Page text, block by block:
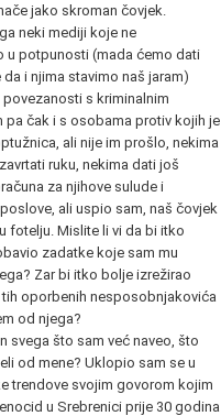
jako skroman čovjek.
neki mediji koje ne
u potpunosti (mada ćemo dati
da i njima stavimo naš jaram)
s kriminalnim
pa čak i s osobama protiv kojih je
ali nije im prošlo, nekima
ruku, nekima dati još
za njihove sulude i
ali uspio sam, naš čovjek
fotelju. Mislite li vi da bi itko
zadatke koje sam mu
Zar bi itko bolje izrežirao
oporbenih nesposobnjakovića
od njega?
svega što sam već naveo, što
od mene? Uklopio sam se u
trendove svojim govorom kojim
u Srebrenici prije 30 godina